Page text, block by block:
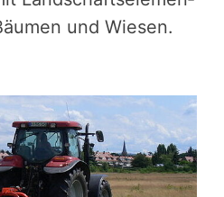
und Wiesen.